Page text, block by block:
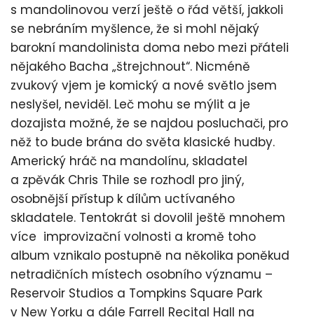
s mandolinovou verzí ještě o řád větší, jakkoli
se nebráním myšlence, že si mohl nějaký
barokní mandolinista doma nebo mezi přáteli
nějakého Bacha „štrejchnout“. Nicméně
zvukový vjem je komický a nové světlo jsem
neslyšel, neviděl. Leč mohu se mýlit a je
dozajista možné, že se najdou posluchači, pro
něž to bude brána do světa klasické hudby.
Americký hráč na mandolínu, skladatel
a zpěvák Chris Thile se rozhodl pro jiný,
osobnější přístup k dílům uctívaného
skladatele. Tentokrát si dovolil ještě mnohem
více improvizační volnosti a kromě toho
album vznikalo postupně na několika poněkud
netradičních místech osobního významu –
Reservoir Studios a Tompkins Square Park
v New Yorku a dále Farrell Recital Hall na